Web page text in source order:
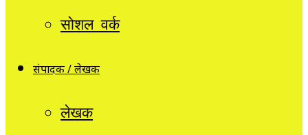
सोशल वर्क
संपादक / लेखक
लेखक